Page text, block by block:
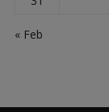
« Feb